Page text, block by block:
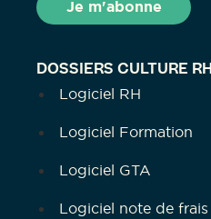
DOSSIERS CULTURE RH
Logiciel RH
Logiciel Formation
Logiciel GTA
Logiciel note de frais